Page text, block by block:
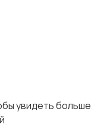
увидеть больше